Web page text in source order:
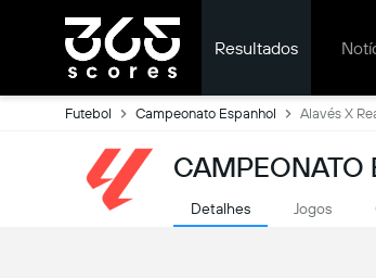
Resultados
Futebol Campeonato Espanhol Alavés X
CAMPEONATO
Detalhes Jogos